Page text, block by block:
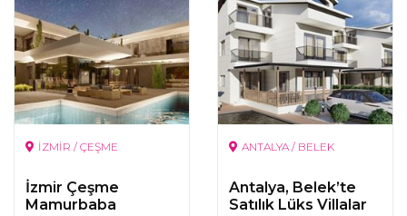
İZMİR / ÇEŞME
İzmir Çeşme
Mamurbaba
ANTALYA / BELEK
Antalya, Belek’te
Satılık Lüks Villalar